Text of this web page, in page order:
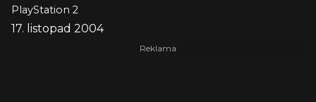
PlayStation 2
17. listopad 2004